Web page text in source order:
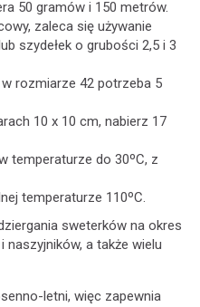
50 gramów i 150 metrów.
zaleca się używanie
szydełek o grubości 2,5 i 3
rozmiarze 42 potrzeba 5
10 x 10 cm, nabierz 17
temperaturze do 30ºC, z
temperaturze 110ºC.
sweterków na okres
naszyjników, a także wielu
letni, więc zapewnia